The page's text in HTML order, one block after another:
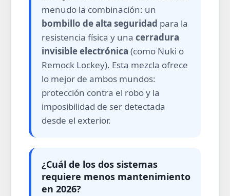
menudo la combinación: un
bombillo de alta seguridad para la
resistencia física y una cerradura
invisible electrónica (como Nuki o
Remock Lockey). Esta mezcla ofrece
lo mejor de ambos mundos:
protección contra el robo y la
imposibilidad de ser detectada
desde el exterior.
¿Cuál de los dos sistemas
requiere menos mantenimiento
en 2026?